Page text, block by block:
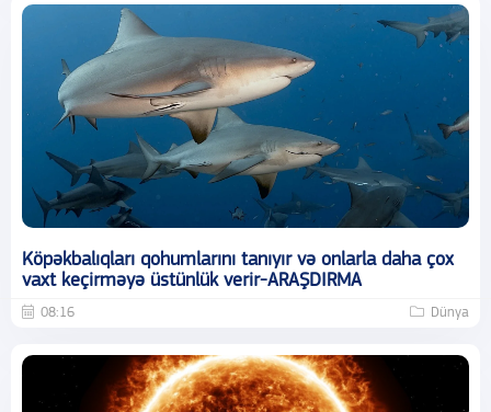
Köpəkbalıqları qohumlarını tanıyır və onlarla daha çox
vaxt keçirməyə üstünlük verir-ARAŞDIRMA
08:16 Dünya